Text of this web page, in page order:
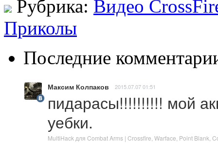
Рубрика: Видео
Приколы
Последние
Максим Колпаков 2015.07.07 01:51
пидарасы!!!!!!!!!! мой
уебки.
MultiHack для Combat Arms | Crossfire, Warface, Point Blank,